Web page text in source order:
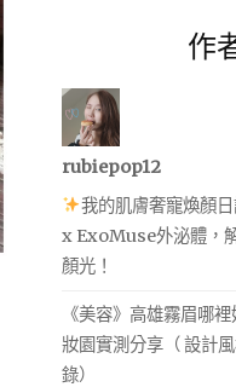
作
rubiepop12
我的肌膚奢寵煥顏
x ExoMuse外泌體，
顏光！
《美容》高雄霧眉哪
妝園實測分享（ 設計
錄）